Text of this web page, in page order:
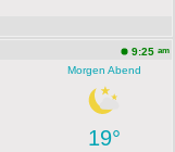
9:25 am
Morgen Abend
19°